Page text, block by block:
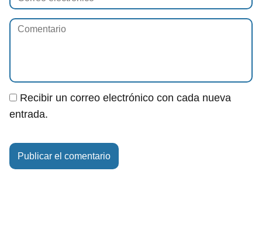
Recibir un correo electrónico con cada nueva
entrada.